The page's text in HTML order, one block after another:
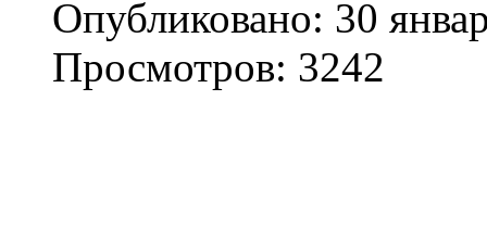
Опубликовано: 30
Просмотров: 3242